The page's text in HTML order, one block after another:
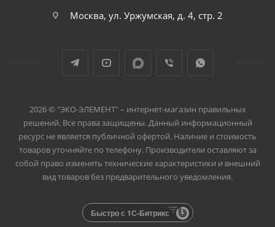
Москва, ул. Уржумская, д. 4, стр. 2
2026 © "ЭКО-ЭЛЕМЕНТ" – интернет-магазин правильных
решений. Все права защищены. Данный информационный
ресурс не является публичной офертой. Наличие и стоимость
товаров уточняйте по телефону. Производители оставляют за
собой право изменять технические характеристики и внешний
вид товаров без предварительного уведомления.
Быстро с 1С-Битрикс